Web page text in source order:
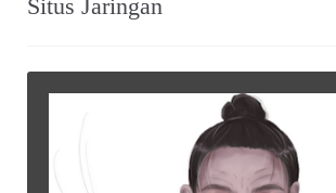
Situs Jaringan